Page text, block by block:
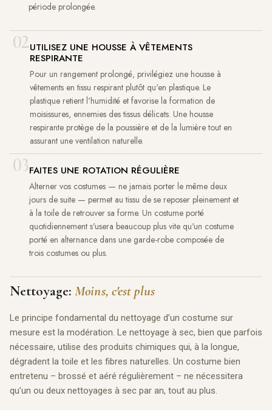
période prolongée.
02UTILISEZ UNE HOUSSE À VÊTEMENTS
RESPIRANTE
Pour un rangement prolongé, privilégiez une housse à
vêtements en tissu respirant plutôt qu'en plastique. Le
plastique retient l'humidité et favorise la formation de
moisissures, ennemies des tissus délicats. Une housse
respirante protège de la poussière et de la lumière tout en
assurant une ventilation naturelle.
03FAITES UNE ROTATION RÉGULIÈRE
Alterner vos costumes — ne jamais porter le même deux
jours de suite — permet au tissu de se reposer pleinement et
à la toile de retrouver sa forme. Un costume porté
quotidiennement s'usera beaucoup plus vite qu'un costume
porté en alternance dans une garde-robe composée de
trois costumes ou plus.
Nettoyage:Moins, c'est plus
Le principe fondamental du nettoyage d’un costume sur
mesure est la modération. Le nettoyage à sec, bien que parfois
nécessaire, utilise des produits chimiques qui, à la longue,
dégradent la toile et les fibres naturelles. Un costume bien
entretenu – brossé et aéré régulièrement – ​​ne nécessitera
qu’un ou deux nettoyages à sec par an, tout au plus.